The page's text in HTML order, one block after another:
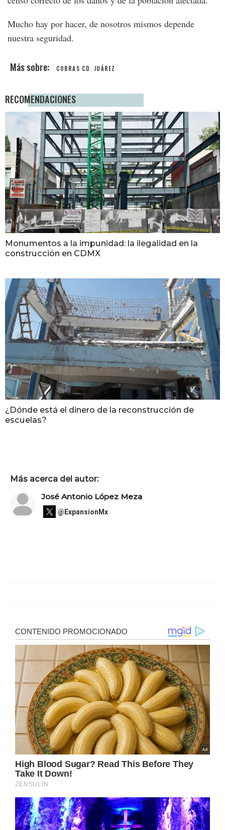
Mucho hay por hacer, de nosotros mismos depende
nuestra seguridad.
COBRAS CD. JUÁREZ
RECOMENDACIONES
Monumentos a la impunidad: la ilegalidad en la
construcción en CDMX
¿Dónde está el dinero de la reconstrucción de
escuelas?
Más acerca del autor:
José Antonio López Meza
@ExpansionMx